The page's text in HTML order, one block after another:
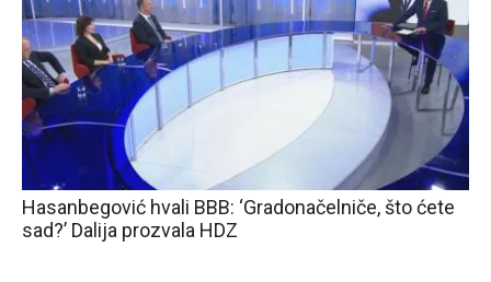
Hasanbegović hvali BBB: ‘Gradonačelniče, što ćete
sad?’ Dalija prozvala HDZ